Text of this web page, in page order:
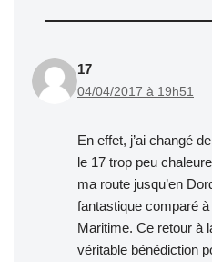
17
04/04/2017 à 19h51
En effet, j’ai changé
le 17 trop peu
ma route jusqu’en
fantastique comparé
Maritime. Ce retour à
véritable bénédiction